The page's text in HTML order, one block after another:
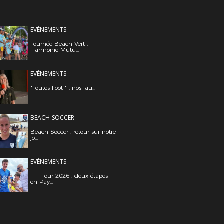
EVÉNEMENTS
Tournée Beach Vert :
Harmonie Mutu...
EVÉNEMENTS
"Toutes Foot " : nos lau...
BEACH-SOCCER
Beach Soccer : retour sur notre
jo...
EVÉNEMENTS
FFF Tour 2026 : deux étapes
en Pay...